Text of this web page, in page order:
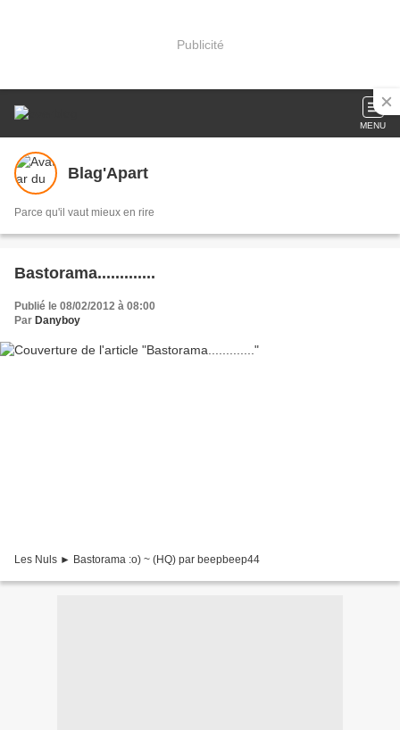
Publicité
MENU
Blag'Apart
Parce qu'il vaut mieux en rire
Bastorama.............
Publié le 08/02/2012 à 08:00
Par Danyboy
Les Nuls ► Bastorama :o) ~ (HQ) par beepbeep44